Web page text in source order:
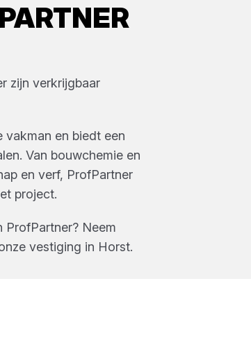
zijn verkrijgbaar
vakman en biedt een
Van bouwchemie en
en verf, ProfPartner
project.
ProfPartner? Neem
vestiging in Horst.